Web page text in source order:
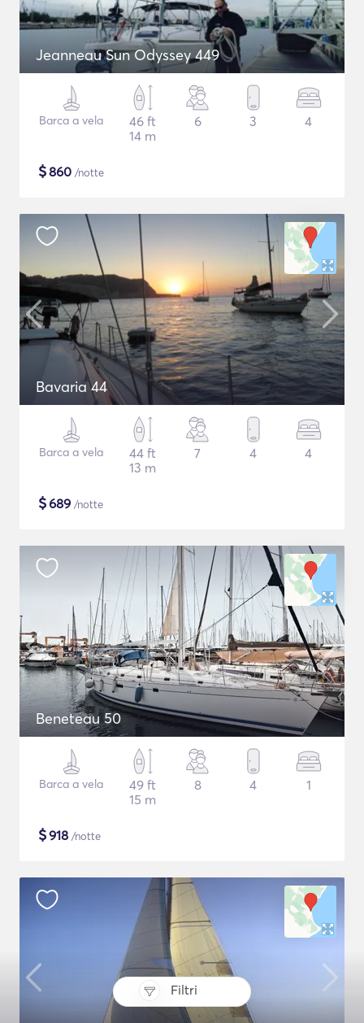
Filtri
Jeanneau Sun Odyssey 449
Barca a vela
46 ft
14 m
6 3 4
$860 /notte
Bavaria 44
Barca a vela
44 ft
13 m
7 4 4
$689 /notte
Beneteau 50
Barca a vela
49 ft
15 m
8 4 1
$918 /notte